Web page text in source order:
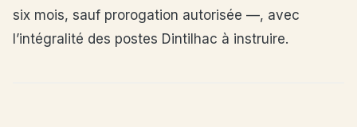
six mois, sauf prorogation autorisée —, avec
l’intégralité des postes Dintilhac à instruire.